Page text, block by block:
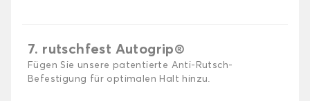
7. rutschfest Autogrip®
Fügen Sie unsere patentierte Anti-Rutsch-
Befestigung für optimalen Halt hinzu.